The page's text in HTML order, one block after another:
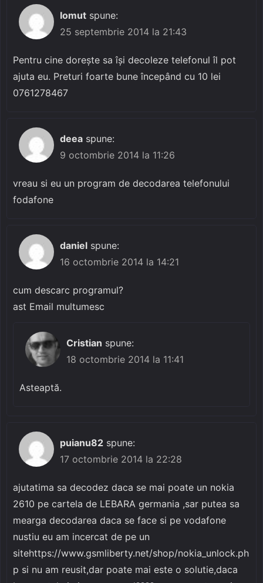
Iomut spune:
25 septembrie 2014 la 21:43
Pentru cine dorește sa își decoleze telefonul îl pot
ajuta eu. Preturi foarte bune începând cu 10 lei
0761278467
deea spune:
9 octombrie 2014 la 11:26
vreau si eu un program de decodarea telefonului
fodafone
daniel spune:
16 octombrie 2014 la 14:21
cum descarc programul?
ast Email multumesc
Cristian spune:
18 octombrie 2014 la 11:41
Asteaptă.
puianu82 spune:
17 octombrie 2014 la 22:28
ajutatima sa decodez daca se mai poate un nokia
2610 pe cartela de LEBARA germania ,sar putea sa
mearga decodarea daca se face si pe vodafone
nustiu eu am incercat de pe un
sitehttps://www.gsmliberty.net/shop/nokia_unlock.ph
p si nu am reusit,dar poate mai este o solutie,daca